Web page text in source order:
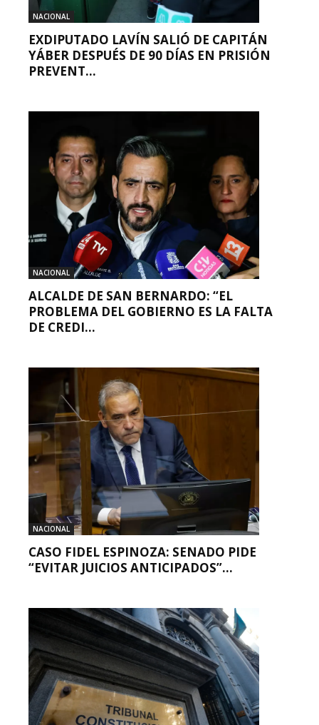
NACIONAL
EXDIPUTADO LAVÍN SALIÓ DE CAPITÁN
YÁBER DESPUÉS DE 90 DÍAS EN PRISIÓN
PREVENT...
NACIONAL
ALCALDE DE SAN BERNARDO: “EL
PROBLEMA DEL GOBIERNO ES LA FALTA
DE CREDI...
NACIONAL
CASO FIDEL ESPINOZA: SENADO PIDE
“EVITAR JUICIOS ANTICIPADOS”...